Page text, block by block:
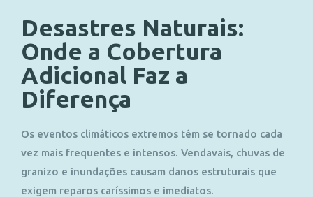
Desastres Naturais:
Onde a Cobertura
Adicional Faz a
Diferença
Os eventos climáticos extremos têm se tornado cada
vez mais frequentes e intensos. Vendavais, chuvas de
granizo e inundações causam danos estruturais que
exigem reparos caríssimos e imediatos.